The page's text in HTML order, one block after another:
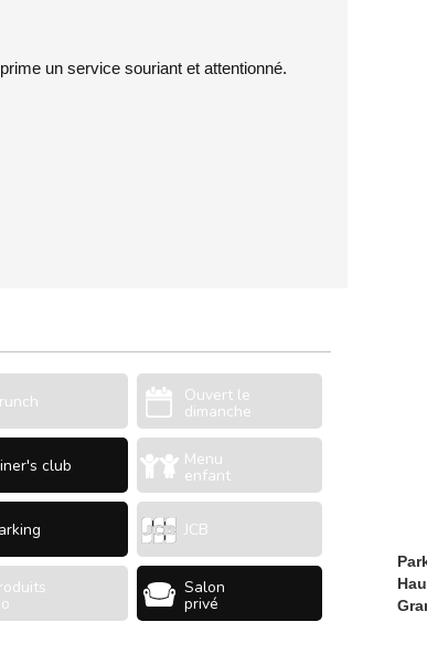
un service souriant et attentionné.
Ouvert le
dimanche
club Menu
enfant
JCB
Salon
privé